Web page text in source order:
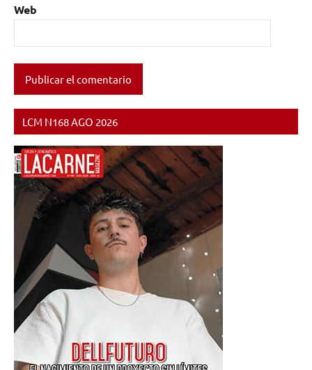
Web
LCM N168 AGO 2026